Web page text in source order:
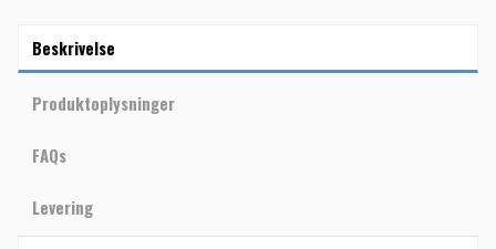
Beskrivelse
Produktoplysninger
FAQs
Levering